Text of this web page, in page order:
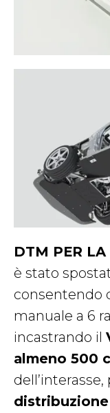
DTM PER
è stato
consentendo
manuale a 6
incastrando il
almeno 500
dell’interasse,